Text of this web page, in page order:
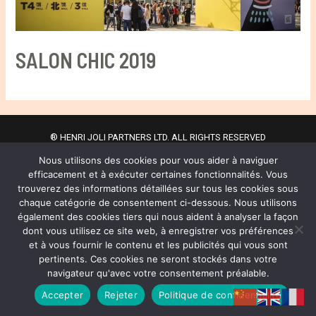
SALON CHIC 2019
® HENRI JOLI PARTNERS LTD. ALL RIGHTS RESERVED
Copyright © 2026 Henri Joli | 周易
Privacy Policy
Nous utilisons des cookies pour vous aider à naviguer
efficacement et à exécuter certaines fonctionnalités. Vous
trouverez des informations détaillées sur tous les cookies sous
chaque catégorie de consentement ci-dessous. Nous utilisons
également des cookies tiers qui nous aident à analyser la façon
dont vous utilisez ce site web, à enregistrer vos préférences
et à vous fournir le contenu et les publicités qui vous sont
pertinents. Ces cookies ne seront stockés dans votre
navigateur qu'avec votre consentement préalable.
Accepter
Rejeter Politique de confidentialité